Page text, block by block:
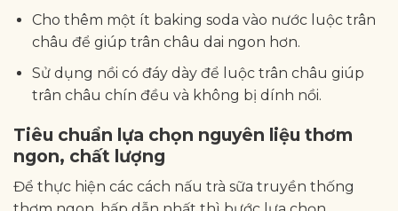
Cho thêm một ít baking soda vào nước luộc trân
châu để giúp trân châu dai ngon hơn.
Sử dụng nồi có đáy dày để luộc trân châu giúp
trân châu chín đều và không bị dính nồi.
Tiêu chuẩn lựa chọn nguyên liệu thơm
ngon, chất lượng
Để thực hiện các cách nấu trà sữa truyền thống